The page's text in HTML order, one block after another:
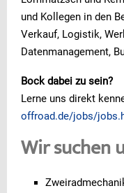
und Kollegen in den
Verkauf, Logistik,
Datenmanagement,
Bock dabei zu sein?
Lerne uns direkt
offroad.de/jobs/
Wir suchen